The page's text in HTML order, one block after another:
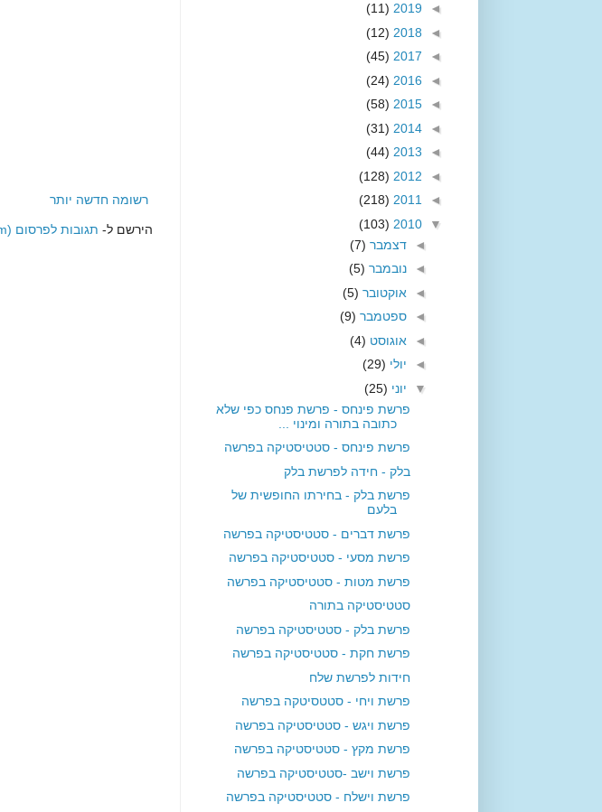
רשומה חדשה יותר
הירשם ל- תגובות לפרסום (Atom)
◄
2019
(11)
◄
2018
(12)
◄
2017
(45)
◄
2016
(24)
◄
2015
(58)
◄
2014
(31)
◄
2013
(44)
◄
2012
(128)
◄
2011
(218)
▼
2010
(103)
◄ דצמבר (7)
◄ נובמבר (5)
◄ אוקטובר (5)
◄ ספטמבר (9)
◄ אוגוסט (4)
◄ יולי (29)
▼ יוני (25)
פרשת פינחס - פרשת פנחס כפי שלא
כתובה בתורה ומינוי ...
פרשת פינחס - סטטיסטיקה בפרשה
בלק - חידה לפרשת בלק
פרשת בלק - בחירתו החופשית של
בלעם
פרשת דברים - סטטיסטיקה בפרשה
פרשת מסעי - סטטיסטיקה בפרשה
פרשת מטות - סטטיסטיקה בפרשה
סטטיסטיקה בתורה
פרשת בלק - סטטיסטיקה בפרשה
פרשת חקת - סטטיסטיקה בפרשה
חידות לפרשת שלח
פרשת ויחי - סטטסיטקה בפרשה
פרשת ויגש - סטטיסטיקה בפרשה
פרשת מקץ - סטטיסטיקה בפרשה
פרשת וישב -סטטיסטיקה בפרשה
פרשת וישלח - סטטיסטיקה בפרשה